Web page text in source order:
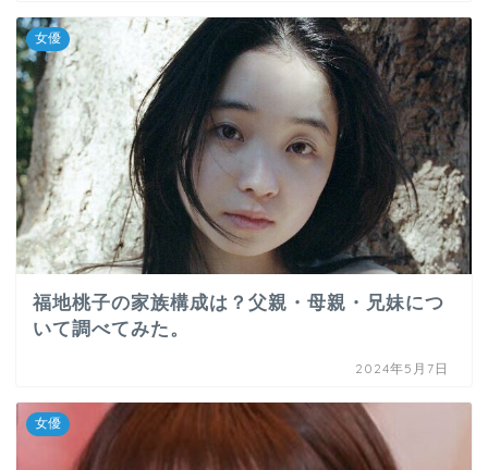
女優
福地桃子の家族構成は？父親・母親・兄妹につ
いて調べてみた。
2024年5月7日
女優